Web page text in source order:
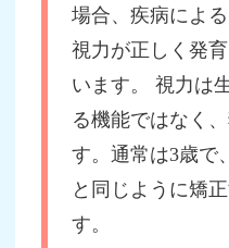
場合、疾病によ
視力が正しく発
います。 視力は
る機能ではなく
す。通常は3歳で
と同じように矯
す。